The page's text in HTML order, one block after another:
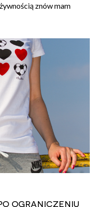
znów mam
ograniczeniu